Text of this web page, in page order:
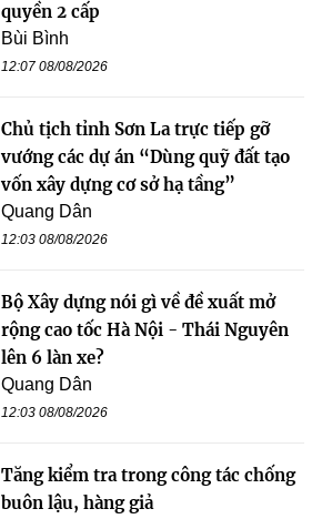
quyền 2 cấp
Bùi Bình
12:07 08/08/2026
Chủ tịch tỉnh Sơn La trực tiếp gỡ
vướng các dự án “Dùng quỹ đất tạo
vốn xây dựng cơ sở hạ tầng”
Quang Dân
12:03 08/08/2026
Bộ Xây dựng nói gì về đề xuất mở
rộng cao tốc Hà Nội - Thái Nguyên
lên 6 làn xe?
Quang Dân
12:03 08/08/2026
Tăng kiểm tra trong công tác chống
buôn lậu, hàng giả